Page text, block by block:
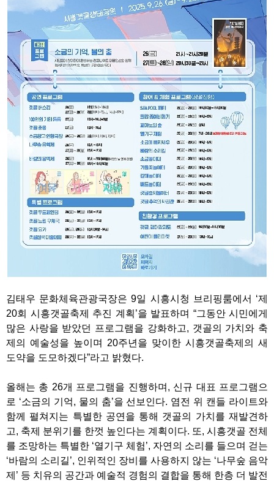
김태우 문화체육관광국장은 9일 시흥시청 브리핑룸에서 ‘제
20회 시흥갯골축제 추진 계획’을 발표하며 “그동안 시민에게
많은 사랑을 받았던 프로그램을 강화하고, 갯골의 가치와 축
제의 예술성을 높이며 20주년을 맞이한 시흥갯골축제의 새
도약을 도모하겠다”라고 밝혔다.
올해는 총 26개 프로그램을 진행하며, 신규 대표 프로그램으
로 ‘소금의 기억, 물의 춤’을 선보인다. 염전 위 캔들 라이트와
함께 펼쳐지는 특별한 공연을 통해 갯골의 가치를 재발견하
고, 축제 분위기를 한껏 높인다는 계획이다. 또, 시흥갯골 전체
를 조망하는 특별한 ‘열기구 체험’, 자연의 소리를 들으며 걷는
‘바람의 소리길’, 인위적인 장비를 사용하지 않는 ‘나무숲 음악
제’ 등 치유의 공간과 예술적 경험의 결합을 통해 한층 더 발전